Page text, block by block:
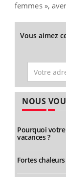
femmes »,
Vous aimez
NOUS
Pourquoi
vacances ?
Fortes